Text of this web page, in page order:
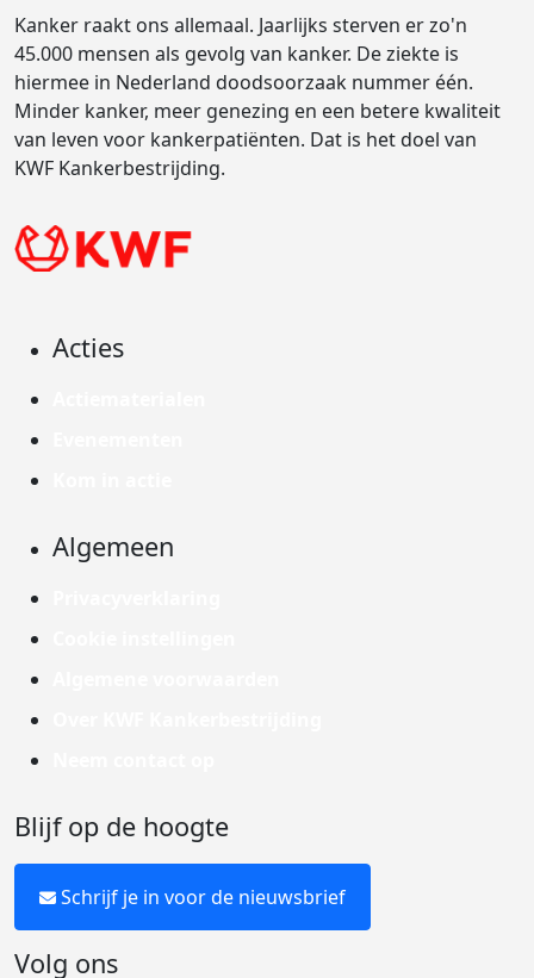
Kanker raakt ons allemaal. Jaarlijks sterven er zo'n
45.000 mensen als gevolg van kanker. De ziekte is
hiermee in Nederland doodsoorzaak nummer één.
Minder kanker, meer genezing en een betere kwaliteit
van leven voor kankerpatiënten. Dat is het doel van
KWF Kankerbestrijding.
Acties
Algemeen
Blijf op de hoogte
Schrijf je in voor de nieuwsbrief
Volg ons